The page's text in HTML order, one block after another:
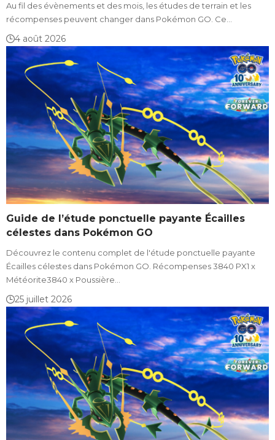
Au fil des évènements et des mois, les études de terrain et les
récompenses peuvent changer dans Pokémon GO. Ce…
4 août 2026
Guide de l’étude ponctuelle payante Écailles
célestes dans Pokémon GO
Découvrez le contenu complet de l'étude ponctuelle payante
Écailles célestes dans Pokémon GO. Récompenses 3840 PX1 x
Météorite3840 x Poussière…
25 juillet 2026